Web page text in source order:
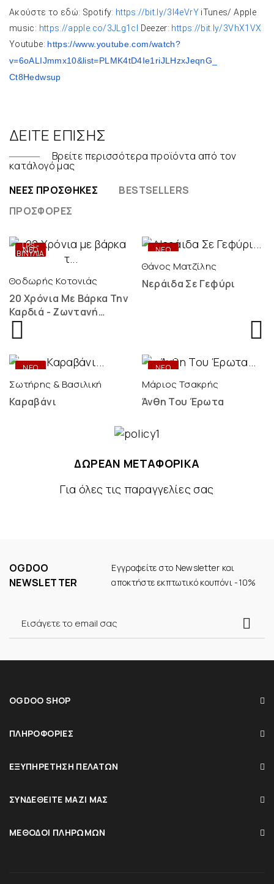
Ακούστε το εδώ: Spotify: https://bit.ly/3I4eVrYiTunes/ Apple
music: https://apple.co/3JLg1cI Deezer: https://bit.ly/3VhX1VX
Youtube: https://www.youtube.com/watch?
v=6oALIJmmx10&list=PLMK4tD4Ie1riJLHzxJeqnG_
Ct8Hedwsup
ΔΕΊΤΕ ΕΠΊΣΗΣ
Βρείτε περισσότερα προϊόντα από τον
κατάλογό μας
ΝΈΕΣ ΠΡΟΣΘΉΚΕΣ
BESTSELLERS
ΠΡΟΣΦΟΡΈΣ
ΝΕΟ
LPS -
ΒΙΝΎΛΙΑ
Θοδωρής Κοτονιάς
20 Χρόνια Με Βάρκα Την
Καρδιά - Ζωντανή
Ηχογράφηση - 2 LP
ΝΕΟ
DIGITAL
Σωτήρης & Βασιλική
Καραβάνι
ΝΕΟ
DIGITAL
Θάνος Ματζίλης
Νεράιδα Σε Γεφύρι
ΝΕΟ
DIGITAL
Μάριος Τσακρής
Άνθη Του Έρωτα
ΔΩΡΕΑΝ ΜΕΤΑΦΟΡΙΚΑ
Για όλες τις παραγγελίες σας
OGDOO
NEWSLETTER
Εγγραφείτε στο Newsletter και
αποκτήστε εκπτωτικό κουπόνι -10%
OGDOO SHOP
ΠΛΗΡΟΦΟΡΊΕΣ
ΕΞΥΠΗΡΈΤΗΣΗ ΠΕΛΑΤΏΝ
ΣΥΝΔΕΘΕΊΤΕ ΜΑΖΊ ΜΑΣ
ΜΈΘΟΔΟΙ ΠΛΗΡΩΜΏΝ